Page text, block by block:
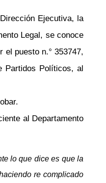
Ejecutiva, la
Legal, se conoce
el puesto n.° 353747,
Partidos Políticos, al
al Departamento
lo que dice es que la
re complicado